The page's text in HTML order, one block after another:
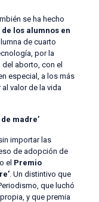
se ha hecho
los alumnos en
de cuarto
por la
aborto, con el
especial, a los más
valor de la vida
madre’
importar las
de adopción de
el Premio
. Un distintivo que
que luchó
y que premia